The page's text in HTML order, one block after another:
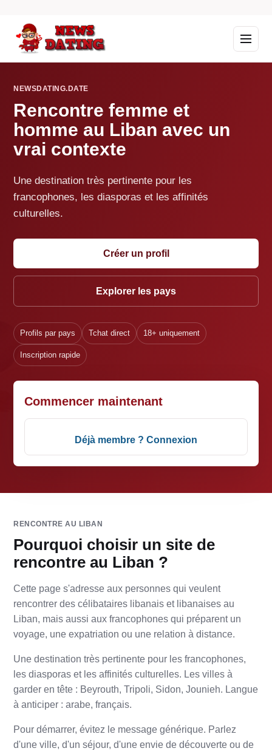
NEWSDATING.DATE
Rencontre femme et
homme au Liban avec un
vrai contexte
Une destination très pertinente pour les
francophones, les diasporas et les affinités
culturelles.
Créer un profil
Explorer les pays
Profils par pays Tchat direct 18+ uniquement
Inscription rapide
Commencer maintenant
Déjà membre ? Connexion
RENCONTRE AU LIBAN
Pourquoi choisir un site de
rencontre au Liban ?
Cette page s'adresse aux personnes qui veulent
rencontrer des célibataires libanais et libanaises au
Liban, mais aussi aux francophones qui préparent un
voyage, une expatriation ou une relation à distance.
Une destination très pertinente pour les francophones,
les diasporas et les affinités culturelles. Les villes à
garder en tête : Beyrouth, Tripoli, Sidon, Jounieh. Langue
à anticiper : arabe, français.
Pour démarrer, évitez le message générique. Parlez
d'une ville, d'un séjour, d'une envie de découverte ou de